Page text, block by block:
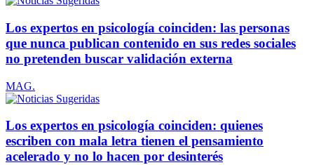
Los expertos en psicología coinciden: las personas
que nunca publican contenido en sus redes sociales
no pretenden buscar validación externa
MAG.
Los expertos en psicología coinciden: quienes
escriben con mala letra tienen el pensamiento
acelerado y no lo hacen por desinterés